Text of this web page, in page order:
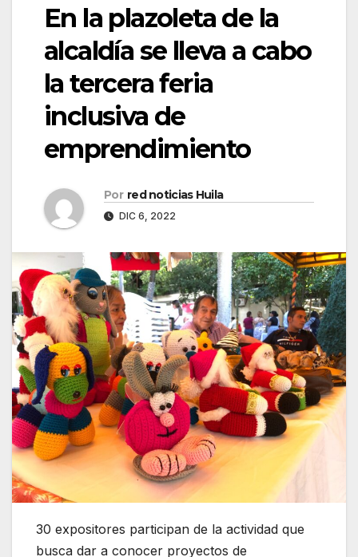
En la plazoleta de la
alcaldía se lleva a cabo
la tercera feria
inclusiva de
emprendimiento
Por red noticias Huila
DIC 6, 2022
30 expositores participan de la actividad que
busca dar a conocer proyectos de